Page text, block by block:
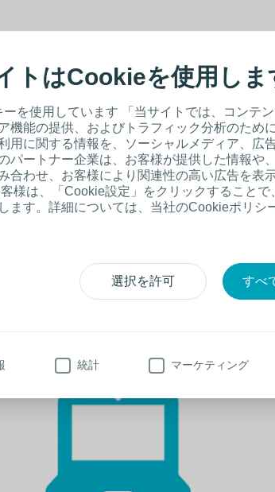
トはCookieを使用しま
を使用しています 「当サイトでは、コンテ
機能の提供、およびトラフィック分析のため
用に関する情報を、ソーシャルメディア、広
パートナー企業は、お客様が提供した情報や
合わせ、お客様により関連性の高い広告を表
様は、「Cookie設定」をクリックすること
ます。詳細については、当社のCookieポリシ
選択を許可 すべ
統計 マーケティング